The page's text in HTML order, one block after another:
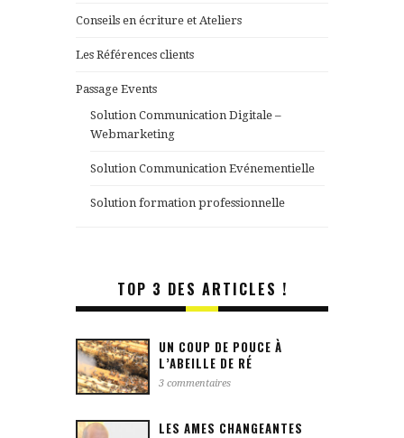
Conseils en écriture et Ateliers
Les Références clients
Passage Events
Solution Communication Digitale –
Webmarketing
Solution Communication Evénementielle
Solution formation professionnelle
TOP 3 DES ARTICLES !
UN COUP DE POUCE À
L’ABEILLE DE RÉ
3 commentaires
LES AMES CHANGEANTES